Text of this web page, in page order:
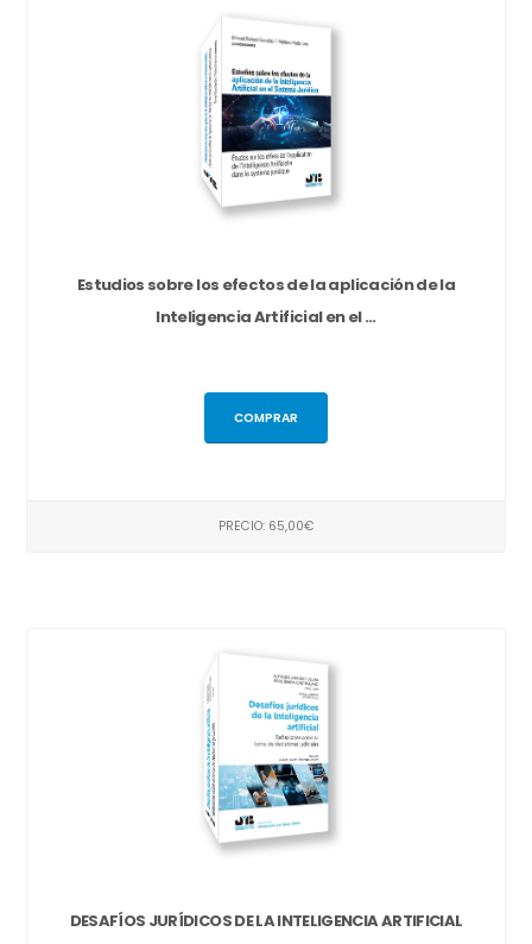
Estudios sobre los efectos de la aplicación de la
Inteligencia Artificial en el ...
COMPRAR
PRECIO: 65,00€
DESAFÍOS JURÍDICOS DE LA INTELIGENCIA ARTIFICIAL